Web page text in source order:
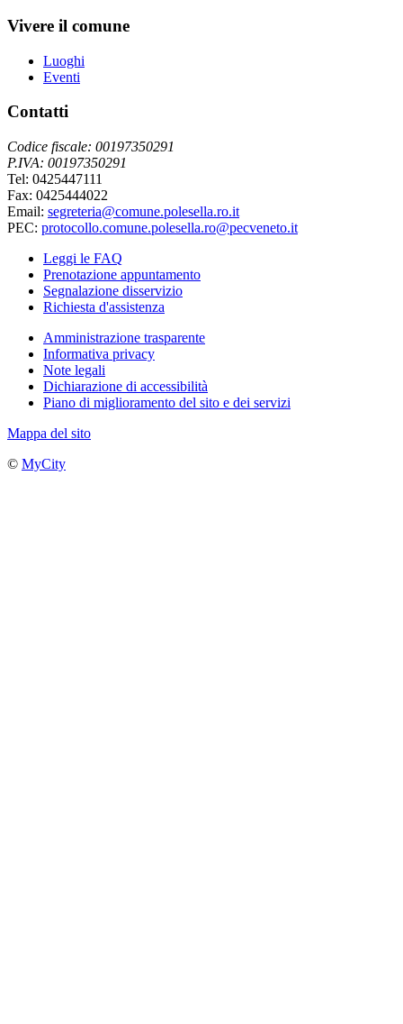
Vivere il comune
Luoghi
Eventi
Contatti
Codice fiscale: 00197350291
P.IVA: 00197350291
Tel: 0425447111
Fax: 0425444022
Email: segreteria@comune.polesella.ro.it
PEC: protocollo.comune.polesella.ro@pecveneto.it
Leggi le FAQ
Prenotazione appuntamento
Segnalazione disservizio
Richiesta d'assistenza
Amministrazione trasparente
Informativa privacy
Note legali
Dichiarazione di accessibilità
Piano di miglioramento del sito e dei servizi
Mappa del sito
© MyCity